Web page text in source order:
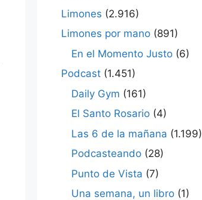
Limones (2.916)
Limones por mano (891)
En el Momento Justo (6)
Podcast (1.451)
Daily Gym (161)
El Santo Rosario (4)
Las 6 de la mañana (1.199)
Podcasteando (28)
Punto de Vista (7)
Una semana, un libro (1)